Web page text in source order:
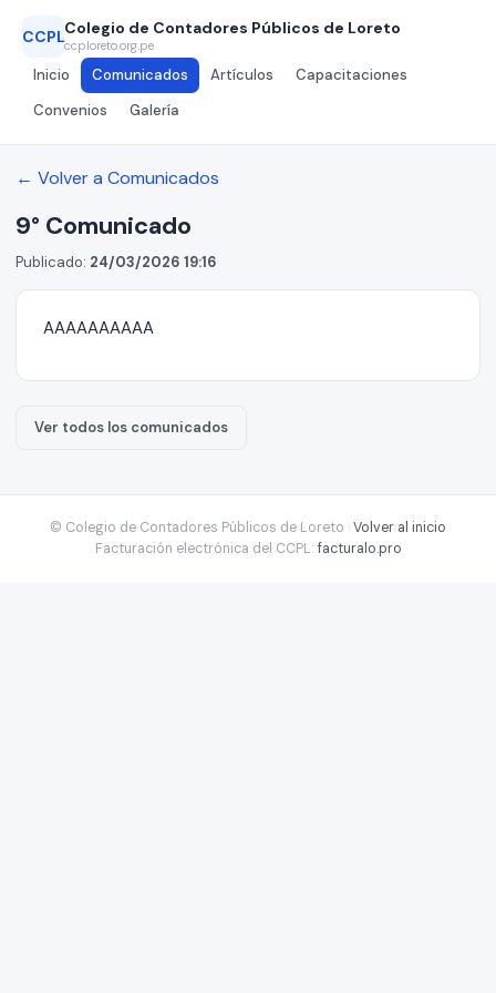
CCPLColegio de Contadores Públicos de Loreto
ccploreto.org.pe
Inicio Comunicados Artículos
Capacitaciones
Convenios
Galería
← Volver a Comunicados
9° Comunicado
Publicado: 24/03/2026 19:16
AAAAAAAAAA
Ver todos los comunicados
© Colegio de Contadores Públicos de Loreto ·Volver al inicio
Facturación electrónica del CCPL: facturalo.pro